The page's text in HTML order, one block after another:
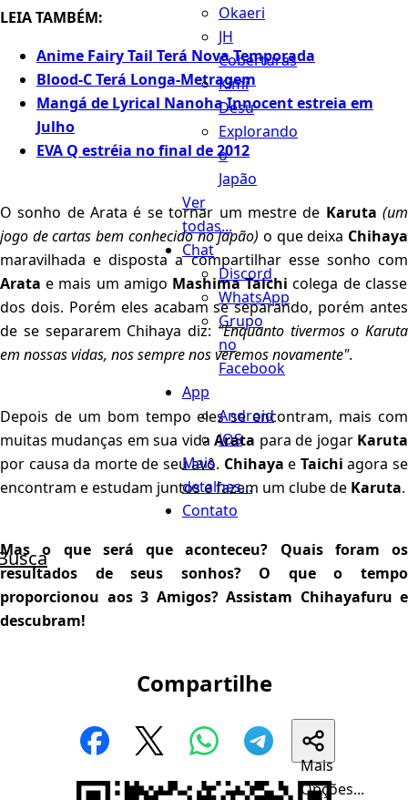
Okaeri
JH
Coberturas
Kimi
Desu
Explorando
o
Japão
Ver
todas...
Chat
Discord
WhatsApp
Grupo
no
Facebook
App
Android
iOS
Mais
detalhes...
Contato
LEIA TAMBÉM:
Anime Fairy Tail Terá Nova Temporada
Blood-C Terá Longa-Metragem
Mangá de Lyrical Nanoha Innocent estreia em
Julho
EVA Q estréia no final de 2012
O sonho de Arata é se tornar um mestre de Karuta (um
jogo de cartas bem conhecido no japão) o que deixa Chihaya
maravilhada e disposta a compartilhar esse sonho com
Arata e mais um amigo Mashima Taichicolega de classe
dos dois. Porém eles acabam se separando, porém antes
de se separarem Chihaya diz: "Enquanto tivermos o Karuta
em nossas vidas, nos sempre nos veremos novamente".
Depois de um bom tempo eles se encontram, mais com
muitas mudanças em sua vidaArata para de jogar Karuta
por causa da morte de seu avô. Chihaya e Taichi agora se
encontram e estudam juntos e fazem um clube de Karuta.
Mas o que será que aconteceu? Quais foram os
resultados de seus sonhos? O que o tempo
proporcionou aos 3 Amigos? Assistam Chihayafuru e
descubram!
Compartilhe
Mais
Opções...